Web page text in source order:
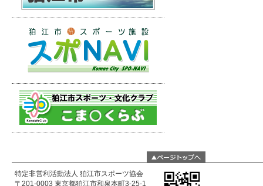
特定非営利活動法人 狛江市スポーツ協会
〒201-0003 東京都狛江市和泉本町3-25-1